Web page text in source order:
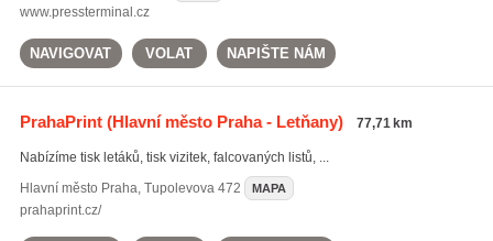
www.pressterminal.cz
NAVIGOVAT VOLAT NAPIŠTE NÁM
PrahaPrint(Hlavní město Praha - Letňany) 77,71 km
Nabízíme tisk letáků, tisk vizitek, falcovaných listů, ...
Hlavní město Praha, Tupolevova 472 MAPA
prahaprint.cz/